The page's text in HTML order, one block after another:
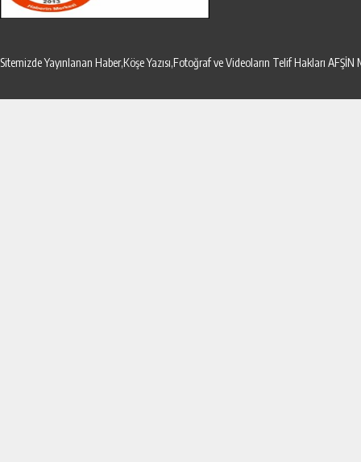
Sitemizde Yayınlanan Haber,Köşe Yazısı,Fotoğraf ve Videoların Telif Hakları